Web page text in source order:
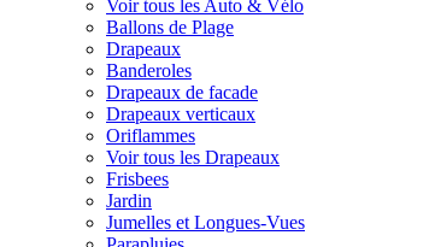
Voir tous les Auto & Vélo
Ballons de Plage
Drapeaux
Banderoles
Drapeaux de facade
Drapeaux verticaux
Oriflammes
Voir tous les Drapeaux
Frisbees
Jardin
Jumelles et Longues-Vues